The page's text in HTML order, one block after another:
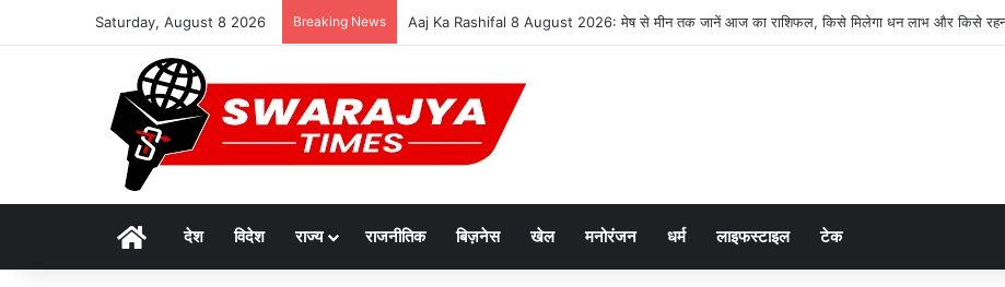
Saturday, August 8 2026 Breaking News Aaj Ka Rashifal 8 August 2026: मेष से मीन तक जानें आज का राशिफल, किसे मिलेगा धन लाभ और किसे रहना
Homeदेश विदेश राज्य राजनीतिक बिज़नेस खेल मनोरंजन धर्म लाइफस्टाइल टेक